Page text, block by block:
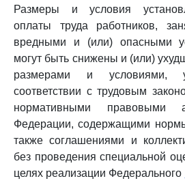
Размеры и условия
оплаты труда работников,
вредными и (или) опасными
могут быть снижены и (или)
размерами и условиями,
соответствии с трудовым
нормативными правовыми
Федерации, содержащими
также соглашениями и
без проведения специальной
целях реализации Федерального